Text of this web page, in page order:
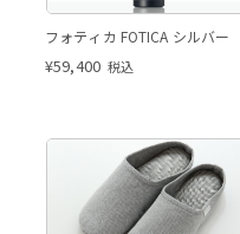
フォティカ FOTICA シルバー
¥59,400 税込